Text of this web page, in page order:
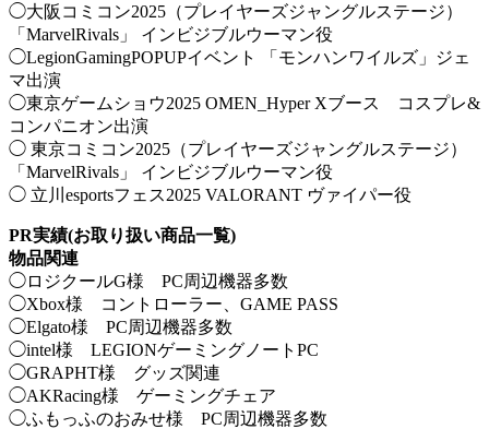
◯大阪コミコン2025（プレイヤーズジャングルステージ）
「MarvelRivals」 インビジブルウーマン役
◯LegionGamingPOPUPイベント 「モンハンワイルズ」ジェ
マ出演
◯東京ゲームショウ2025 OMEN_Hyper Xブース コスプレ&
コンパニオン出演
◯ 東京コミコン2025（プレイヤーズジャングルステージ）
「MarvelRivals」 インビジブルウーマン役
◯ 立川esportsフェス2025 VALORANT ヴァイパー役
PR実績(お取り扱い商品一覧)
物品関連
◯ロジクールG様 PC周辺機器多数
◯Xbox様 コントローラー、GAME PASS
◯Elgato様 PC周辺機器多数
◯intel様 LEGIONゲーミングノートPC
◯GRAPHT様 グッズ関連
◯AKRacing様 ゲーミングチェア
◯ふもっふのおみせ様 PC周辺機器多数